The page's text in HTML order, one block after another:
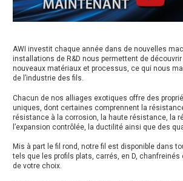
AWI investit chaque année dans de nouvelles
installations de R&D nous permettent de
nouveaux matériaux et processus, ce qui nous
de l’industrie des fils.
Chacun de nos alliages exotiques offre des
uniques, dont certaines comprennent la
résistance à la corrosion, la haute résistance, la
l’expansion contrôlée, la ductilité ainsi que des
Mis à part le fil rond, notre fil est disponible dans
tels que les profils plats, carrés, en D,
de votre choix.